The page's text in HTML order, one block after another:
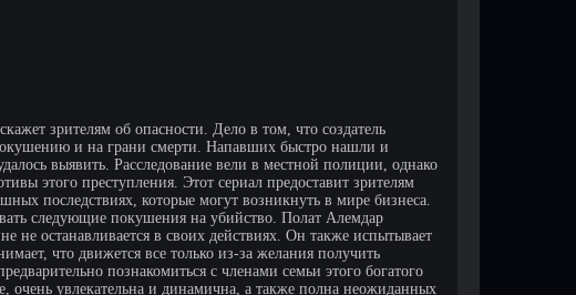
зрителям об опасности. Дело в том, что создатель
и на грани смерти. Напавших быстро нашли и
выявить. Расследование вели в местной полиции, однако
этого преступления. Этот сериал предоставит зрителям
последствиях, которые могут возникнуть в мире бизнеса.
следующие покушения на убийство. Полат Алемдар
не останавливается в своих действиях. Он также испытывает
что движется все только из-за желания получить
познакомиться с членами семьи этого богатого
очень увлекательна и динамична, а также полна неожиданных